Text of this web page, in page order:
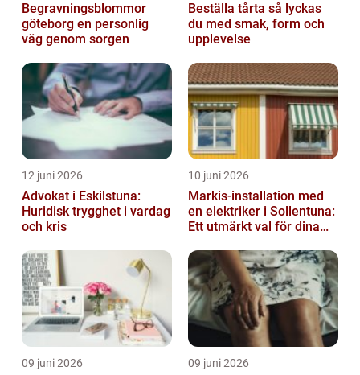
Begravningsblommor
göteborg en personlig
väg genom sorgen
Beställa tårta så lyckas
du med smak, form och
upplevelse
12 juni 2026
Advokat i Eskilstuna:
Huridisk trygghet i vardag
och kris
10 juni 2026
Markis-installation med
en elektriker i Sollentuna:
Ett utmärkt val för dina
09 juni 2026 09 juni 2026